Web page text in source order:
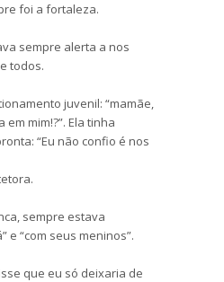
foi a fortaleza.
sempre alerta a nos
todos.
juvenil: “mamãe,
mim!?”. Ela tinha
“Eu não confio é nos
sempre estava
e “com seus meninos”.
que eu só deixaria de